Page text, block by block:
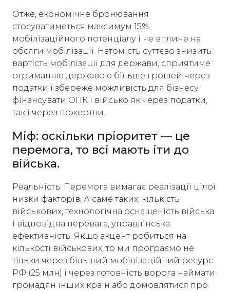
Отже, економічне бронювання
стосуватиметься максимум 15%
мобілізаційного потенціалу і не вплине на
обсяги мобілізації. Натомість суттєво знизить
вартість мобілізації для держави, сприятиме
отриманню державою більше грошей через
податки і збереже можливість для бізнесу
фінансувати ОПК і військо як через податки,
так і через пожертви.
Міф: оскільки пріоритет — це
перемога, то всі мають іти до
війська.
Реальність: Перемога вимагає реалізації цілої
низки факторів. А саме таких: кількість
військових, технологічна оснащеність війська
і відповідна перевага, управлінська
ефективність. Якщо акцент робиться на
кількості військових, то ми програємо не
тільки через більший мобілізаційний ресурс
РФ (25 млн) і через готовність ворога наймати
громадян інших країн або домовлятися про